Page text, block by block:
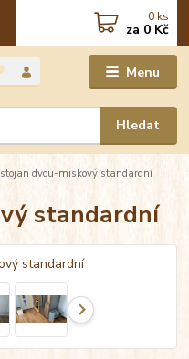
Menu
Hledat
0 ks
za 0 Kč
stojan dvou-miskový standardní
standardní